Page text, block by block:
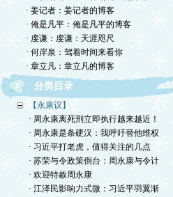
· 姜记者：姜记者的博客
· 俺是凡平：俺是凡平的博客
· 虔谦：虔谦：天涯咫尺
· 何岸泉：驾着时间来看你
· 章立凡：章立凡的博客
分类目录
【永康议】
· 周永康离死刑立即执行越来越近！
· 周永康是条硬汉：我呼吁替他维权
· 习近平打老虎，值得关注的几点
· 苏荣与令政策倒台：周永康与令计
· 欢迎特赦周永康
· 江泽民影响力式微：习近平羽翼渐